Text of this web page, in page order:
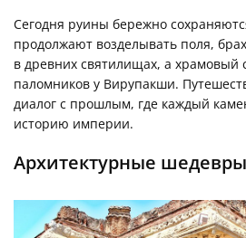
Сегодня руины бережно
продолжают возделывать поля,
в древних святилищах, а храмовый
паломников у Вирупакши.
диалог с прошлым, где каждый
историю империи.
Архитектурные шедевры